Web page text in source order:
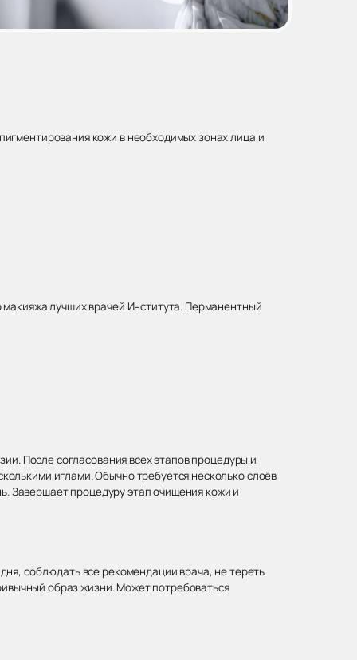
кожи в необходимых зонах лица и
лучших врачей Института. Перманентный
После согласования всех этапов процедуры и
иглами. Обычно требуется несколько слоёв
Завершает процедуру этап очищения кожи и
соблюдать все рекомендации врача, не тереть
образ жизни. Может потребоваться